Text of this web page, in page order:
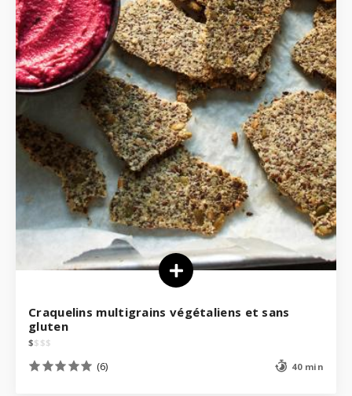
Craquelins multigrains végétaliens et sans
gluten
$$ $$
(6) 40 min